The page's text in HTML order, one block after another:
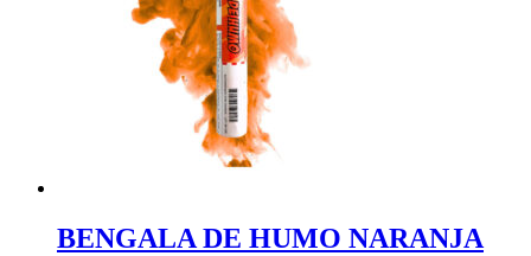
BENGALA DE HUMO NARANJA